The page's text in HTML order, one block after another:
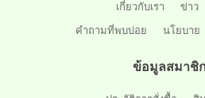
เกี่ยวกับเรา ข่าว
คำถามที่พบบ่อย
นโยบาย
ข้อมูลสมาชิก